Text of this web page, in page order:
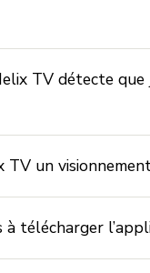
TV détecte
un
à télécharger